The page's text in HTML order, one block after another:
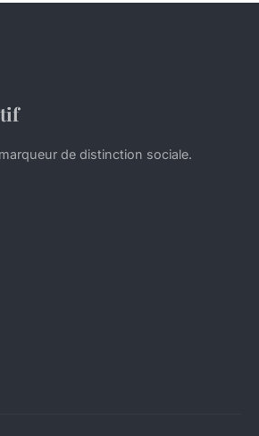
de distinction sociale.